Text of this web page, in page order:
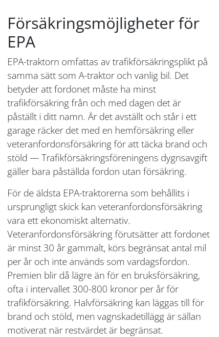
Försäkringsmöjligheter för
EPA
EPA-traktorn omfattas av trafikförsäkringsplikt på
samma sätt som A-traktor och vanlig bil. Det
betyder att fordonet måste ha minst
trafikförsäkring från och med dagen det är
påställt i ditt namn. Är det avställt och står i ett
garage räcker det med en hemförsäkring eller
veteranfordonsförsäkring för att täcka brand och
stöld — Trafikförsäkringsföreningens dygnsavgift
gäller bara påställda fordon utan försäkring.
För de äldsta EPA-traktorerna som behållits i
ursprungligt skick kan veteranfordonsförsäkring
vara ett ekonomiskt alternativ.
Veteranfordonsförsäkring förutsätter att fordonet
är minst 30 år gammalt, körs begränsat antal mil
per år och inte används som vardagsfordon.
Premien blir då lägre än för en bruksförsäkring,
ofta i intervallet 300-800 kronor per år för
trafikförsäkring. Halvförsäkring kan läggas till för
brand och stöld, men vagnskadetillägg är sällan
motiverat när restvärdet är begränsat.